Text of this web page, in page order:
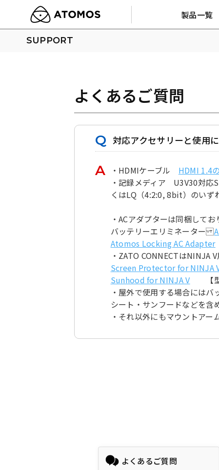
製品一覧
SUPPORT
よくあるご質問
対応アクセサリーと使用
・HDMIケーブル HDMI 1.4
・記録メディア U3V30対応
くはLQ（4:2:0, 8bit）のいず
・ACアダプターは同梱してお
バッテリーエリミネーター
Atomos Locking AC Adapter
・ZATO CONNECTはNINJA
Screen Protector for NINJA
Sunhood for NINJA V 【型
・屋外で使用する場合には
シート・サンフードなどを含
・それ以外にもマウントアー
よくあるご質問